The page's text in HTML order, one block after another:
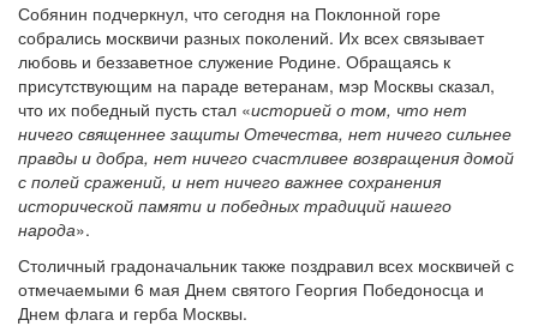
Собянин подчеркнул, что сегодня на Поклонной горе
собрались москвичи разных поколений. Их всех связывает
любовь и беззаветное служение Родине. Обращаясь к
присутствующим на параде ветеранам, мэр Москвы сказал,
что их победный пусть стал «историей о том, что нет
ничего священнее защиты Отечества, нет ничего сильнее
правды и добра, нет ничего счастливее возвращения домой
с полей сражений, и нет ничего важнее сохранения
исторической памяти и победных традиций нашего
народа».
Столичный градоначальник также поздравил всех москвичей с
отмечаемыми 6 мая Днем святого Георгия Победоносца и
Днем флага и герба Москвы.